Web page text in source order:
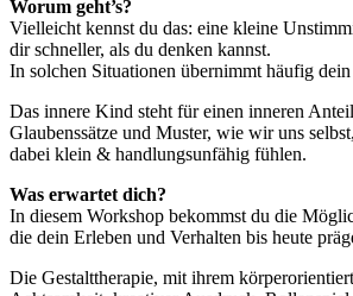
Worum geht’s?
Vielleicht kennst du das: eine kleine
dir schneller, als du denken kannst.
In solchen Situationen übernimmt häufig
Das innere Kind steht für einen inneren
Glaubenssätze und Muster, wie wir uns
dabei klein & handlungsunfähig fühlen.
Was erwartet dich?
In diesem Workshop bekommst du die
die dein Erleben und Verhalten bis heute
Die Gestalttherapie, mit ihrem